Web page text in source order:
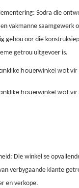
Sodra die
vakmanne saamgewerk
gehou oor die
getrou uitgevoer is.
Die winkel se
verbygaande klante
en verkope.